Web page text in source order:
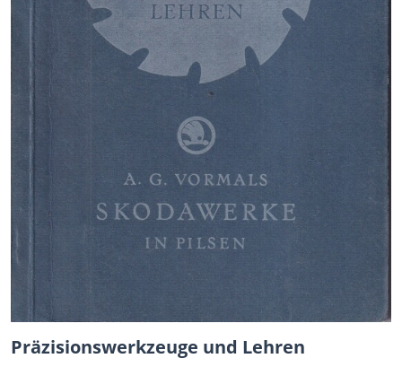
Präzisionswerkzeuge und Lehren